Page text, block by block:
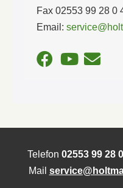
Fax 02553 99 28 0
Email:
Telefon 02553 99 28
Mail